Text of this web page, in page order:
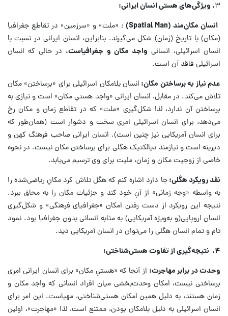
۳. ویژگی‌های هستی انسان ایرانی:
انسان مکان‌مند (Spatial Man)
: «ملت» و «سرزمین» در تقاطع جغرافیا
(مکان) با تاریخ (زمان) شکل می‌گیرند. بنابراین، انسان ایرانی در نسبت با
انسان اسرائیلی، انسانی واجد مکان و جغرافیاست، در حالی که انسان
اسرائیلی فاقد آن است.
عدم نیاز به برساختن مکان: انسان بلامکان اسرائیلی برای «برساختن» مکان
تلاش می‌کند. در مقابل، انسان ایرانی «واجد هستیِ مکان» است و نیازی به
برساختن آن ندارد، لذا شکل‌گیری «ملت» که در تقاطع زمان و مکان رخ
می‌دهد، برای انسان اسرائیلی امری سخت و دشوار است (همان‌طور که
برای انسان آمریکایی نیز چنین است). انسان ایرانی صاحب فرهنگ کهن و
دیرینه است و نیازمند دیالکتیک هگلی برای برساختن مکان نیست. در نحوه
خاصی از زوجیت مکان و زمان، ملیت برای وی ترسیم می‌یابد.
نقد رویکرد هگلی:جا دارد اشاره کنم که هگل تلاش کرد مکانِ ریاضی‌شده را
به واسطه «وجه زمانی» از آنِ خود کند و جزئیات مکان را به محاق ببرد.
نتیجه این رویکرد از دست رفتن امکان «جغرافیای فرهنگی» و شکل‌گیری
انسان اروپایی(و به‌ویژه آمریکایی) به مثابه انسانی بدون جغرافیا بود. نمود
تام و تمام انسان هگلی را می‌توان در انسان آمریکایی دید.
۴. نتیجه‌گیری از تفاوت هستی‌شناختی:
وحدت در برابر مهاجرت: از آنجا که «هستیِ مکان» برای انسان ایرانی امری
برساختی نیست، امکان وحدت‌بخشی میان افراد انسانی که واجد مکان و
زمان هستند، به دلیل همین امکان هستی‌شناختی، مهیاست. این امر برای
انسان اسرائیلی به دلیل بلامکان بودن، ممتنع است، لذا «مهاجرت»، اولین